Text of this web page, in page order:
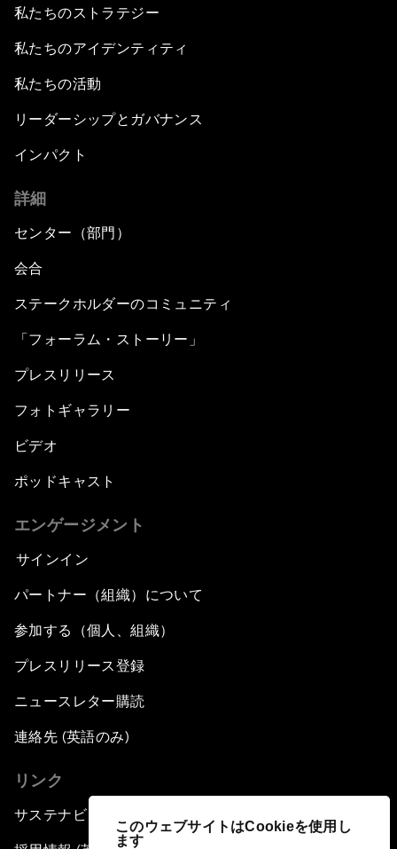
このウェブサイトはCookieを使用し
ます
私たちのストラテジー
私たちのアイデンティティ
私たちの活動
リーダーシップとガバナンス
インパクト
詳細
センター（部門）
会合
ステークホルダーのコミュニティ
「フォーラム・ストーリー」
プレスリリース
フォトギャラリー
ビデオ
ポッドキャスト
エンゲージメント
サインイン
パートナー（組織）について
参加する（個人、組織）
プレスリリース登録
ニュースレター購読
連絡先 (英語のみ)
リンク
サステナビリティへの取り組み